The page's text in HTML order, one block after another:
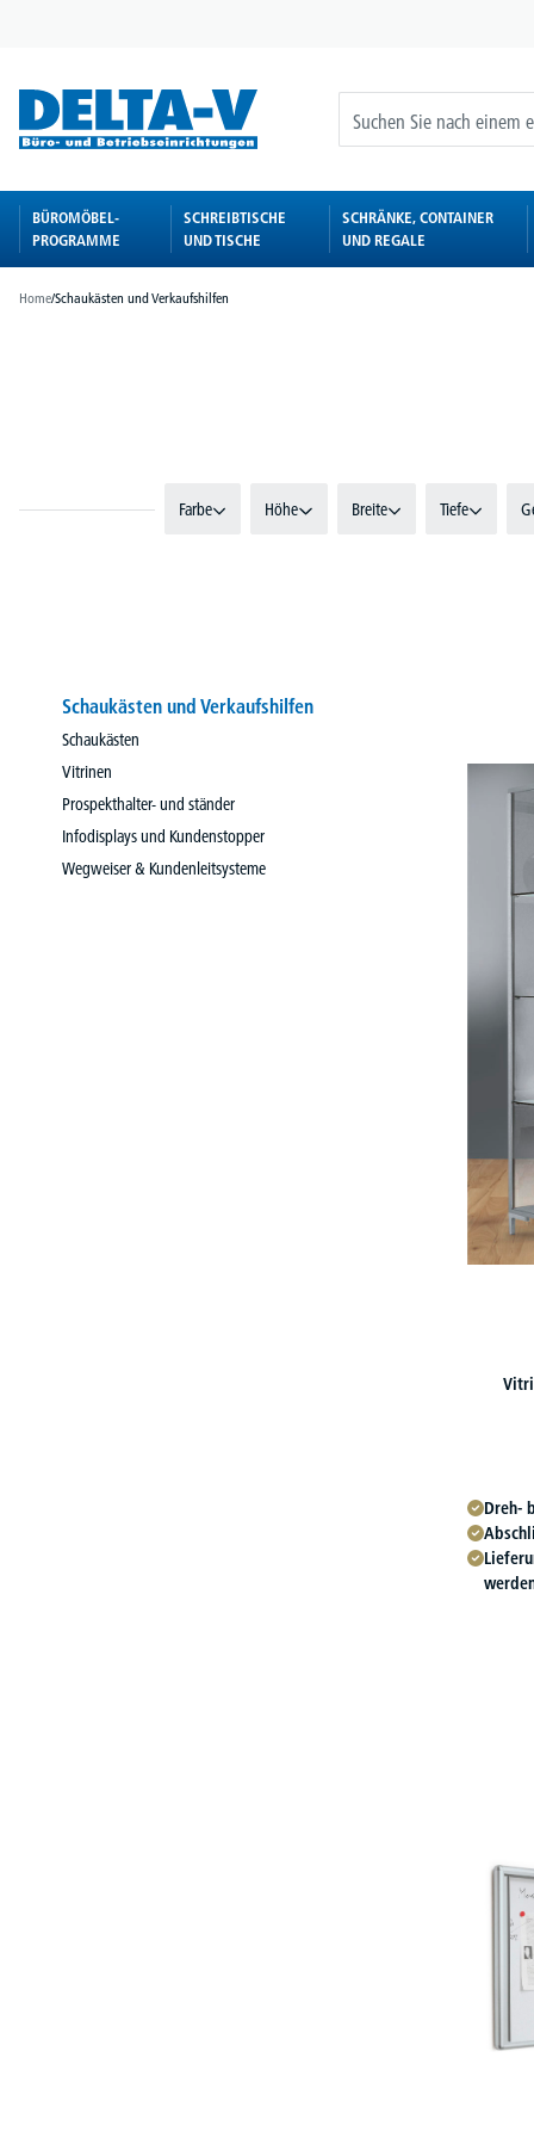
BÜROMÖBEL-
PROGRAMME
SCHREIBTISCHE
UND TISCHE
SCHRÄNKE, CONTAINER
UND REGALE
Home/Schaukästen und Verkaufshilfen
Farbe Höhe Breite Tiefe
Schaukästen und Verkaufshilfen
Schaukästen
Vitrinen
Prospekthalter- und ständer
Infodisplays und Kundenstopper
Wegweiser & Kundenleitsysteme
Dreh-